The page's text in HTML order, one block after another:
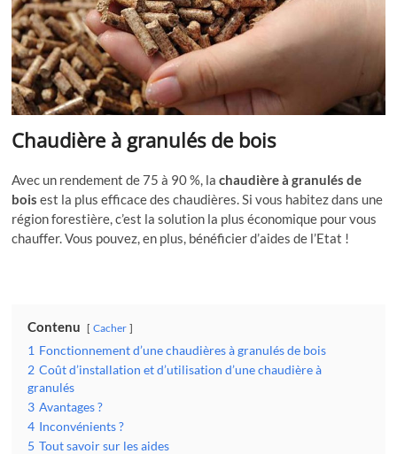
Chaudière à granulés de bois
Avec un rendement de 75 à 90 %, lachaudière à granulés de
boisest la plus efficace des chaudières. Si vous habitez dans une
région forestière, c’est la solution la plus économique pour vous
chauffer. Vous pouvez, en plus, bénéficier d’aides de l’Etat !
Contenu Cacher
1 Fonctionnement d’une chaudières à granulés de bois
2 Coût d’installation et d’utilisation d’une chaudière à
granulés
3 Avantages ?
4 Inconvénients ?
5 Tout savoir sur les aides